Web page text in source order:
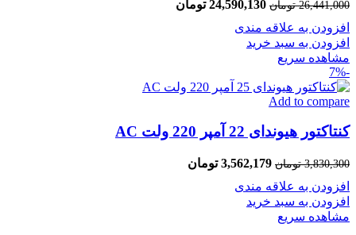
26,441,000 تومان 24,590,130 تومان
افزودن به علاقه مندی
افزودن به سبد خرید
مشاهده سریع
-7%
Add to compare
کنتاکتور هیوندای 22 آمپر 220 ولت AC
3,830,300 تومان 3,562,179 تومان
افزودن به علاقه مندی
افزودن به سبد خرید
مشاهده سریع